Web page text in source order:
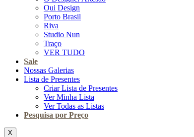
Oui Design
Porto Brasil
Riva
Studio Nun
Traço
VER TUDO
Sale
Nossas Galerias
Lista de Presentes
Criar Lista de Presentes
Ver Minha Lista
Ver Todas as Listas
Pesquisa por Preço
X